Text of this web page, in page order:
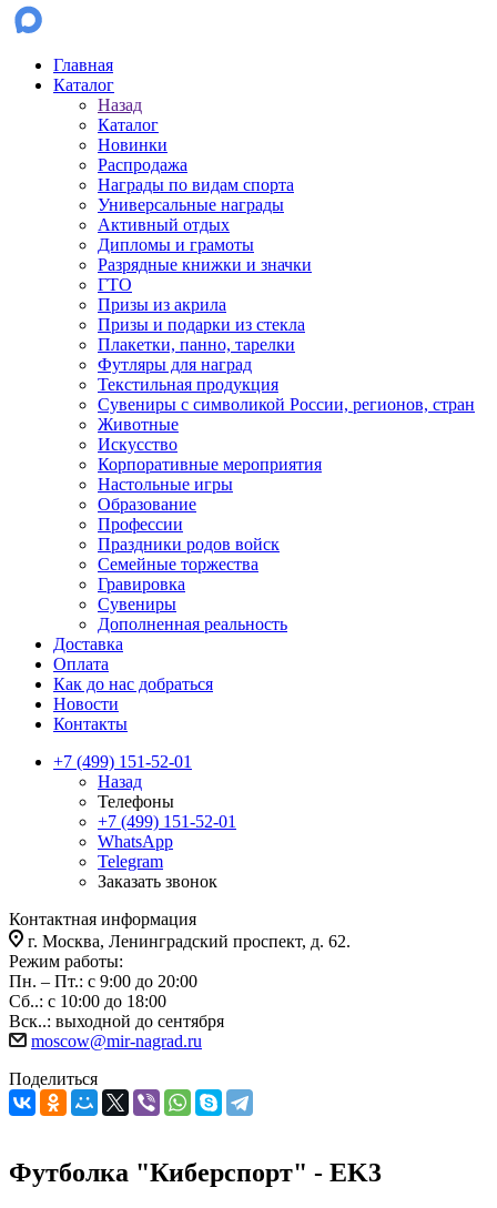
Главная
Каталог
Назад
Каталог
Новинки
Распродажа
Награды по видам спорта
Универсальные награды
Активный отдых
Дипломы и грамоты
Разрядные книжки и значки
ГТО
Призы из акрила
Призы и подарки из стекла
Плакетки, панно, тарелки
Футляры для наград
Текстильная продукция
Сувениры с символикой России, регионов, стран
Животные
Искусство
Корпоративные мероприятия
Настольные игры
Образование
Профессии
Праздники родов войск
Семейные торжества
Гравировка
Сувениры
Дополненная реальность
Доставка
Оплата
Как до нас добраться
Новости
Контакты
+7 (499) 151-52-01
Назад
Телефоны
+7 (499) 151-52-01
WhatsApp
Telegram
Заказать звонок
Контактная информация
г. Москва, Ленинградский проспект, д. 62.
Режим работы:
Пн. – Пт.: с 9:00 до 20:00
Сб..: с 10:00 до 18:00
Вск..: выходной до сентября
moscow@mir-nagrad.ru
Поделиться
Футболка "Киберспорт" - EK3